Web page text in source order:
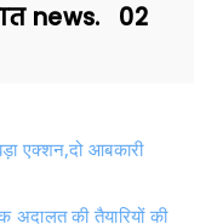
की तैयारियों की
दिया विशेष जोर